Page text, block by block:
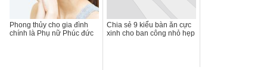
Phong thủy cho gia đình
chính là Phụ nữ Phúc đức
Chia sẻ 9 kiểu bàn ăn cực
xinh cho ban công nhỏ hẹp